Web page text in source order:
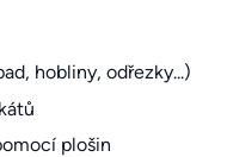
hobliny, odřezky...)
plošin